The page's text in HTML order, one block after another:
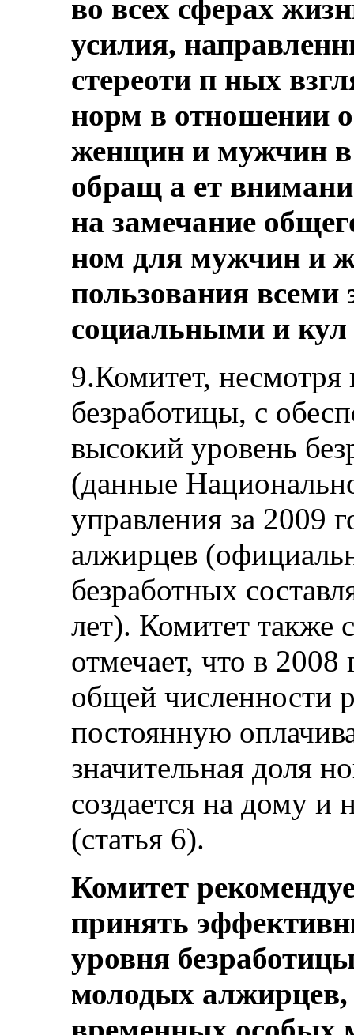
во всех сферах
усилия,
стереоти п ных
норм в отношении
женщин и мужчин в
обращ а ет
на замечание
ном для мужчин и
пользования
социальными и
9.Комитет,
безработицы, с
высокий уровень
(данные
управления за 2009
алжирцев
безработных
лет). Комитет также
отмечает, что в 2008
общей численности
постоянную
значительная доля
создается на дому и
(статья 6).
Комитет
принять
уровня
молодых